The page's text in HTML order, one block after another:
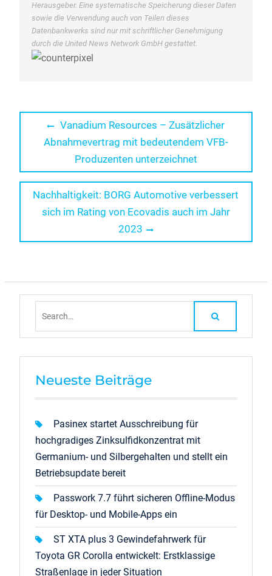
Herausgeber. Eine systematische Speicherung dieser Daten
sowie die Verwendung auch von Teilen dieses
Datenbankwerks sind nur mit schriftlicher Genehmigung
durch die United News Network GmbH gestattet.
Beitragsnavigation
Previous
post:
Vanadium Resources – Zusätzlicher
Abnahmevertrag mit bedeutendem VFB-
Produzenten unterzeichnet
Next
post:
Nachhaltigkeit: BORG Automotive verbessert
sich im Rating von Ecovadis auch im Jahr
2023
Neueste Beiträge
Pasinex startet Ausschreibung für
hochgradiges Zinksulfidkonzentrat mit
Germanium- und Silbergehalten und stellt ein
Betriebsupdate bereit
Passwork 7.7 führt sicheren Offline-Modus
für Desktop- und Mobile-Apps ein
ST XTA plus 3 Gewindefahrwerk für
Toyota GR Corolla entwickelt: Erstklassige
Straßenlage in jeder Situation